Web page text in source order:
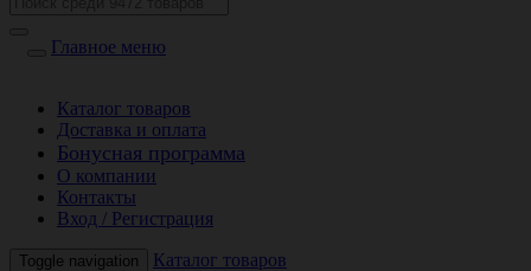
Главное меню
Каталог товаров
Доставка и оплата
Бонусная программа
О компании
Контакты
Вход / Регистрация
Toggle navigation Каталог товаров